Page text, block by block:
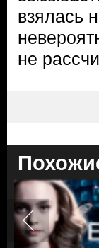
взялась
не